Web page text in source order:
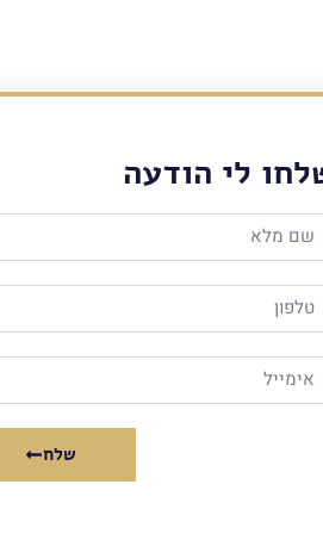
לי הודעה
שלח